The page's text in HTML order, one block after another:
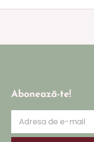
Abonează-te!